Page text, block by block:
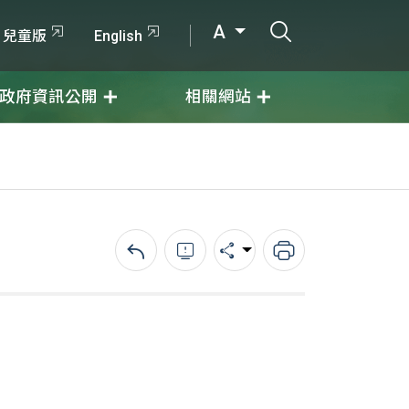
兒童版 English A
政府資訊公開 相關網站
回上一頁錯誤回報分享 列印